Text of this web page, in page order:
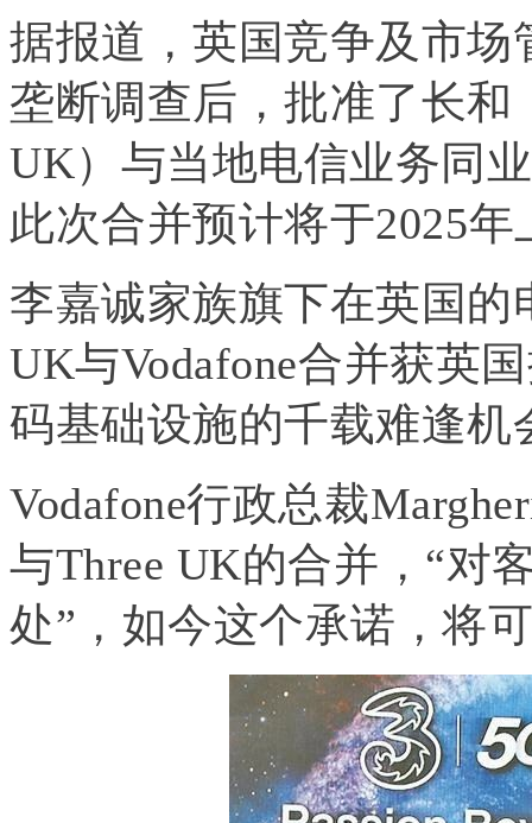
据报道，英国竞争及市
垄断调查后，批准了长和
UK）与当地电信业务同
此次合并预计将于2025
李嘉诚家族旗下在英国的
UK与Vodafone合并获英
码基础设施的千载难逢机
Vodafone行政总裁
与Three UK的合并，“对
处”，如今这个承诺，将